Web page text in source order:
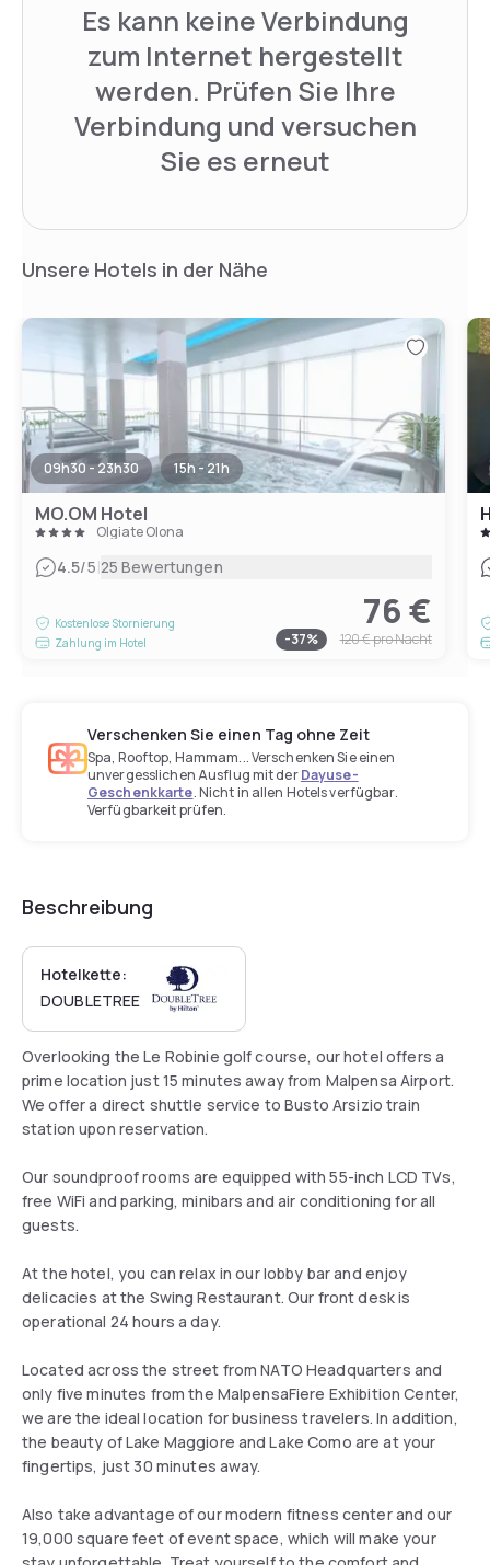
Es kann keine Verbindung
zum Internet hergestellt
werden. Prüfen Sie Ihre
Verbindung und versuchen
Sie es erneut
Unsere Hotels in der Nähe
09h30 - 23h30 15h - 21h
MO.OM Hotel
Olgiate Olona
4.5/5|25 Bewertungen
Kostenlose Stornierung
Zahlung im Hotel
76 €
-37% 120 €pro Nacht
Verschenken Sie einen Tag ohne Zeit
Spa, Rooftop, Hammam... Verschenken Sie einen
unvergesslichen Ausflug mit derDayuse-
Geschenkkarte. Nicht in allen Hotels verfügbar.
Verfügbarkeit prüfen.
Beschreibung
Hotelkette:
DOUBLETREE
Overlooking the Le Robinie golf course, our hotel offers a
prime location just 15 minutes away from Malpensa Airport.
We offer a direct shuttle service to Busto Arsizio train
station upon reservation.
Our soundproof rooms are equipped with 55-inch LCD TVs,
free WiFi and parking, minibars and air conditioning for all
guests.
At the hotel, you can relax in our lobby bar and enjoy
delicacies at the Swing Restaurant. Our front desk is
operational 24 hours a day.
Located across the street from NATO Headquarters and
only five minutes from the MalpensaFiere Exhibition Center,
we are the ideal location for business travelers. In addition,
the beauty of Lake Maggiore and Lake Como are at your
fingertips, just 30 minutes away.
Also take advantage of our modern fitness center and our
19,000 square feet of event space, which will make your